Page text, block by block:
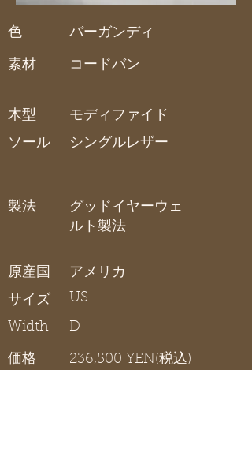
色
素材
バーガンディ
コードバン
木型
ソール
モディファイド
シングルレザー
製法
グッドイヤーウェ
ルト製法
原産国
サイズ
Width
アメリカ
US
D
価格 236,500 YEN(税込)